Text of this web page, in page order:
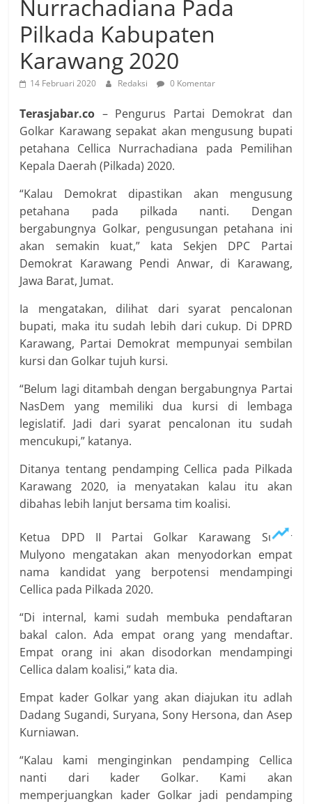
Nurrachadiana Pada
Pilkada Kabupaten
Karawang 2020
14 Februari 2020 Redaksi 0 Komentar
Terasjabar.co – Pengurus Partai Demokrat dan
Golkar Karawang sepakat akan mengusung bupati
petahana Cellica Nurrachadiana pada Pemilihan
Kepala Daerah (Pilkada) 2020.
“Kalau Demokrat dipastikan akan mengusung
petahana pada pilkada nanti. Dengan
bergabungnya Golkar, pengusungan petahana ini
akan semakin kuat,” kata Sekjen DPC Partai
Demokrat Karawang Pendi Anwar, di Karawang,
Jawa Barat, Jumat.
Ia mengatakan, dilihat dari syarat pencalonan
bupati, maka itu sudah lebih dari cukup. Di DPRD
Karawang, Partai Demokrat mempunyai sembilan
kursi dan Golkar tujuh kursi.
“Belum lagi ditambah dengan bergabungnya Partai
NasDem yang memiliki dua kursi di lembaga
legislatif. Jadi dari syarat pencalonan itu sudah
mencukupi,” katanya.
Ditanya tentang pendamping Cellica pada Pilkada
Karawang 2020, ia menyatakan kalau itu akan
dibahas lebih lanjut bersama tim koalisi.
Ketua DPD II Partai Golkar Karawang Sukur
Mulyono mengatakan akan menyodorkan empat
nama kandidat yang berpotensi mendampingi
Cellica pada Pilkada 2020.
“Di internal, kami sudah membuka pendaftaran
bakal calon. Ada empat orang yang mendaftar.
Empat orang ini akan disodorkan mendampingi
Cellica dalam koalisi,” kata dia.
Empat kader Golkar yang akan diajukan itu adlah
Dadang Sugandi, Suryana, Sony Hersona, dan Asep
Kurniawan.
“Kalau kami menginginkan pendamping Cellica
nanti dari kader Golkar. Kami akan
memperjuangkan kader Golkar jadi pendamping